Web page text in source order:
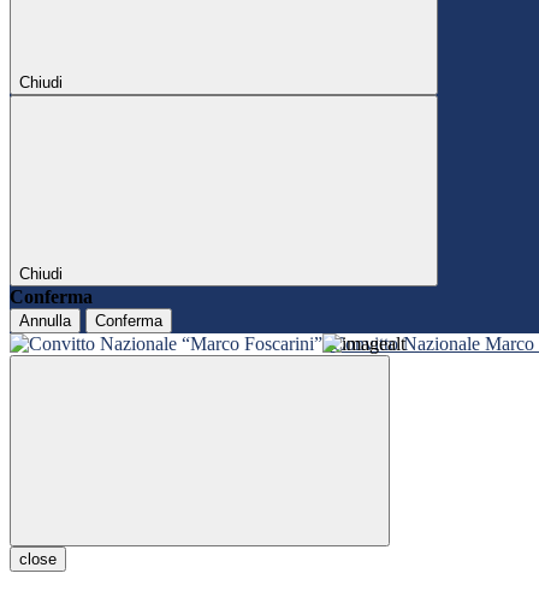
Chiudi
Chiudi
Conferma
Annulla Conferma
Convitto Nazionale Marco
close